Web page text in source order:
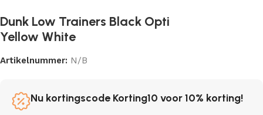
Dunk Low Trainers Black Opti
Yellow White
Artikelnummer: N/B
Nu kortingscode Korting10 voor 10% korting!